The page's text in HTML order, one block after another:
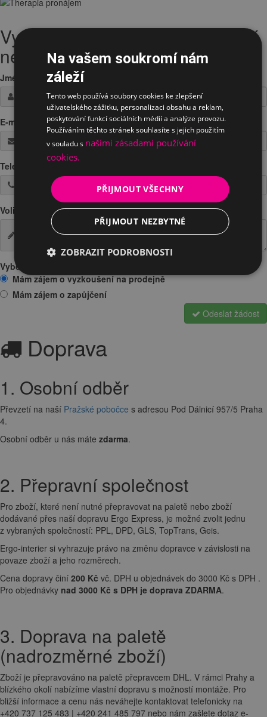
Vyplněte Vaši žádost o testování
nebo zapůjčeni
Jméno / Firma*
E-mail
Telefon
Volitelná poznámka
Vyberte prosím jednu z možností:
Mám zájem o vyzkoušení na prodejně
Mám zájem o zapůjčení
Odeslat žádost
Doprava
1. Osobní odběr
Převzetí na naší Pražské pobočce s adresou Pod Dálnicí 957/5 Praha
4.
Osobní odběr u nás máte zdarma.
2. Přepravní společnost
Pro zboží, které není nutné přepravovat na paletě nebo zboží
dodávané přes naší dopravu Ergo Express, je možné zvolit jednu
z vybraných společností: PPL, DPD, GLS, TopTrans, Geis.
Ergo-interier si vyhrazuje právo na změnu dopravce v závislosti na
povaze zboží a jeho rozměrech.
Cena dopravy činí 200 Kč vč. DPH u objednávek do 3000 Kč s DPH .
Pro objednávky nad 3000 Kč s DPH je doprava ZDARMA.
3. Doprava na paletě
(nadrozměrné zboží)
Zboží je přepravováno na paletě přepravcem DHL. V rámci Prahy a
blízkého okolí nabízíme vlastní dopravu s možností montáže. Pro
bližší informace a cenu nás neváhejte kontaktovat telefonicky na
+420 737 125 483 | +420 241 485 797 nebo nám zašlete dotaz e-
Na vašem soukromí nám
záleží
Tento web používá soubory cookies ke zlepšení
uživatelského zážitku, personalizaci obsahu a reklam,
poskytování funkcí sociálních médií a analýze provozu.
Používáním těchto stránek souhlasíte s jejich použitím
v souladu s našimi zásadami používání
cookies.
PŘIJMOUT VŠECHNY
PŘIJMOUT NEZBYTNÉ
ZOBRAZIT PODROBNOSTI